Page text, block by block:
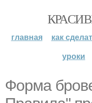
главная как
уроки
Форма